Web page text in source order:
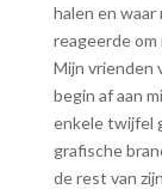
halen en waar
reageerde om
Mijn vrienden
begin af aan
enkele twijfel
grafische
de rest van